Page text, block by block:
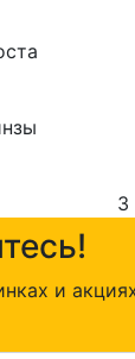
3
и